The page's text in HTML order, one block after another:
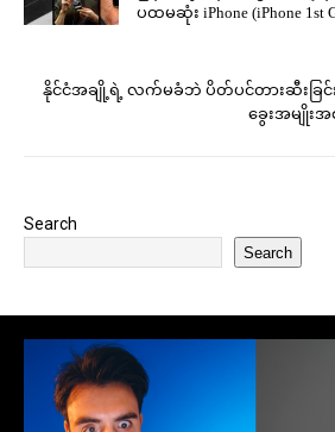
ပထမဆုံး iPhone (iPhone 1st
နိုင်ငံအချို့ရဲ့ လက်မခံဘဲ ပိတ်ပင်တားဆီးခြ
ခွေးအမျိုးအစ
Search
Search